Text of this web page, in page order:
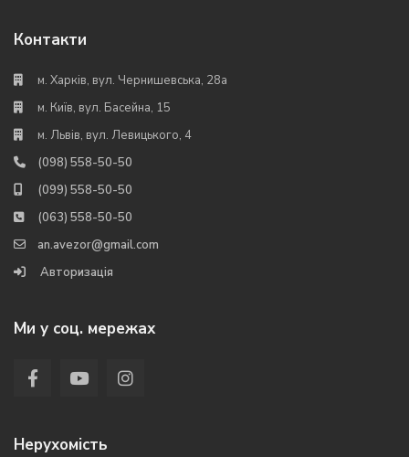
Контакти
м. Харків, вул. Чернишевська, 28а
м. Київ, вул. Басейна, 15
м. Львів, вул. Левицького, 4
(098) 558-50-50
(099) 558-50-50
(063) 558-50-50
an.avezor@gmail.com
Авторизація
Ми у соц. мережах
Нерухомість